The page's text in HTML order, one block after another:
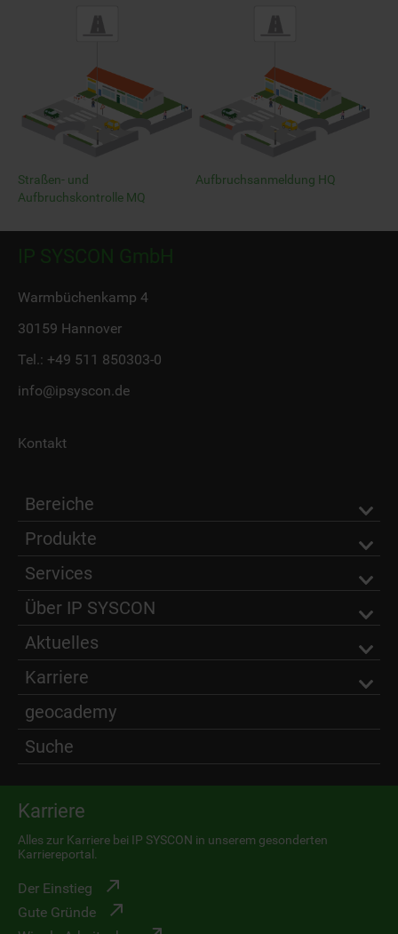
Straßen- und
Aufbruchskontrolle MQ
Aufbruchsanmeldung HQ
IP SYSCON GmbH
Warmbüchenkamp 4
30159 Hannover
Tel.: +49 511 850303-0
info@ipsyscon.de
Kontakt
Bereiche
Produkte
Services
Über IP SYSCON
Aktuelles
Karriere
geocademy
Suche
Karriere
Alles zur Karriere bei IP SYSCON in unserem gesonderten
Karriereportal.
Der Einstieg
Gute Gründe